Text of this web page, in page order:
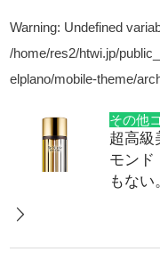
Warning: Undefined
/home/res2/htwi.jp/
elplano/mobile-theme/
その他
超高級
モンド
もない